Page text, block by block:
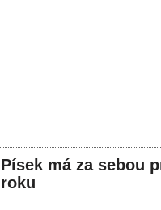
Písek má za sebou
roku